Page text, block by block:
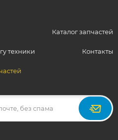
Каталог запчастей
техники Контакты